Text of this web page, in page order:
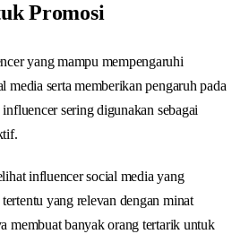
Promosi
yang mampu mempengaruhi
media serta memberikan pengaruh pada
sering digunakan sebagai
influencer social media yang
yang relevan dengan minat
membuat banyak orang tertarik untuk